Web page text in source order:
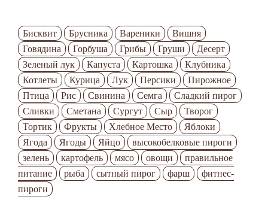
Бисквит Брусника Вареники
Вишня
Говядина
Горбуша Грибы Груши
Десерт
Зеленый лук
Капуста Картошка
Клубника
Котлеты
Курица Лук Персики
Пирожное
Птица
Рис Свинина Семга
Сладкий пирог
Сливки
Сметана Сургут Сыр
Творог
Тортик
Фрукты Хлебное Место
Яблоки
Ягода
Ягоды Яйцо
высокобелковые пироги
зелень
картофель мясо овощи
правильное
питание
рыба сытный пирог фарш
фитнес-
пироги